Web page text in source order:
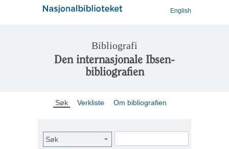
English
Bibliografi
Den internasjonale Ibsen-
bibliografien
Søk Verkliste Om bibliografien
Søk